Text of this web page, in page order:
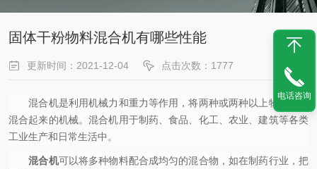
固体干粉物料混合机有哪些性能
更新时间：2021-12-04 点击次数：1777
混合机是利用机械力和重力等作用，将两种或两种以上物料均匀
混合起来的机械。混合机用于制药、食品、化工、农业、建筑等各类
工业生产和日常生活中。
混合机可以将多种物料配合成均匀的混合物，如在制药行业，把
电话咨询